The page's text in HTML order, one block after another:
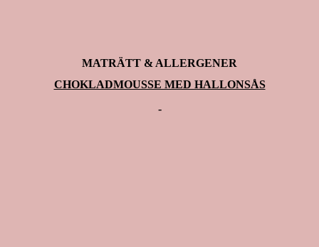
MATRÄTT & ALLERGENER
CHOKLADMOUSSE MED HALLONSÅS
-